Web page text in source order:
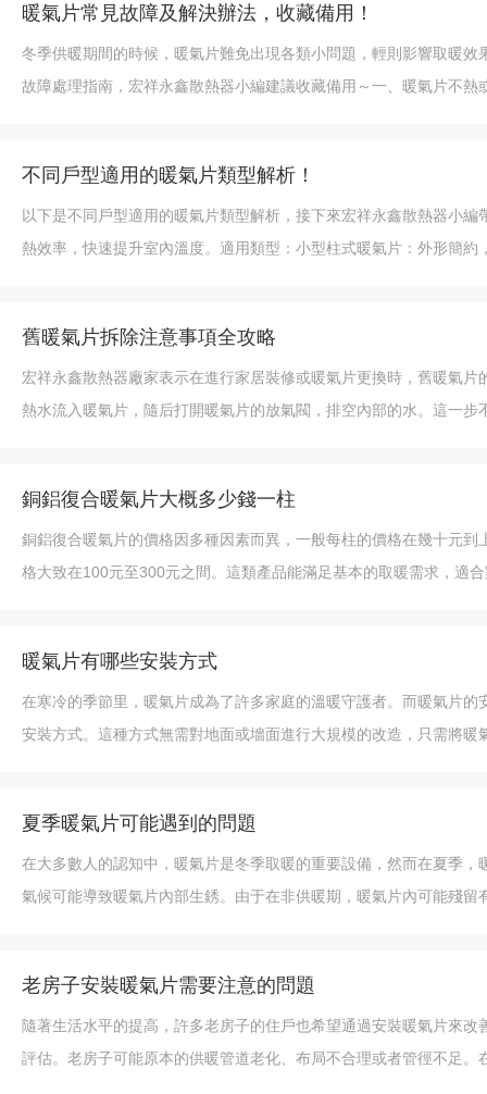
暖氣片常見故障及解決辦法，收藏備用！
冬季供暖期間的時候，暖氣片難免出現各類小問題，輕則影響取暖
故障處理指南，宏祥永鑫散熱器小編建議收藏備用～一、暖氣片不
不同戶型適用的暖氣片類型解析！
以下是不同戶型適用的暖氣片類型解析，接下來宏祥永鑫散熱器小
熱效率，快速提升室內溫度。適用類型：小型柱式暖氣片：外形簡
舊暖氣片拆除注意事項全攻略
宏祥永鑫散熱器廠家表示在進行家居裝修或暖氣片更換時，舊暖氣
熱水流入暖氣片，隨后打開暖氣片的放氣閥，排空內部的水。這一
銅鋁復合暖氣片大概多少錢一柱
銅鋁復合暖氣片的價格因多種因素而異，一般每柱的價格在幾十元
格大致在100元至300元之間。這類產品能滿足基本的取暖需求，適
暖氣片有哪些安裝方式
在寒冷的季節里，暖氣片成為了許多家庭的溫暖守護者。而暖氣片
安裝方式。這種方式無需對地面或墻面進行大規模的改造，只需將
夏季暖氣片可能遇到的問題
在大多數人的認知中，暖氣片是冬季取暖的重要設備，然而在夏季
氣候可能導致暖氣片內部生銹。由于在非供暖期，暖氣片內可能殘
老房子安裝暖氣片需要注意的問題
隨著生活水平的提高，許多老房子的住戶也希望通過安裝暖氣片來
評估。老房子可能原本的供暖管道老化、布局不合理或者管徑不足